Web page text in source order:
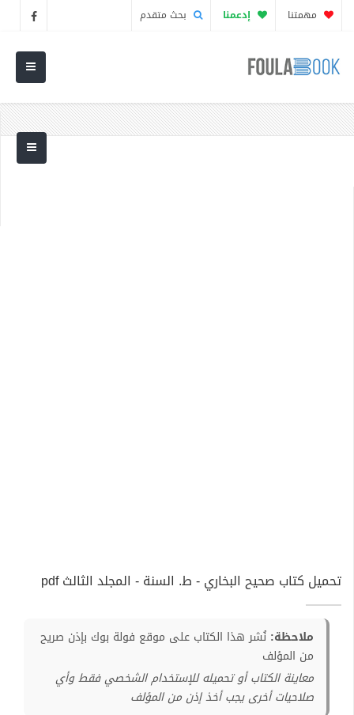
مهمتنا إدعمنا بحث متقدم
تحميل كتاب صحيح البخاري - ط. السنة - المجلد الثالث pdf
ملاحظة: نُشر هذا الكتاب على موقع فولة بوك بإذن صريح
من المؤلف
معاينة الكتاب أو تحميله للإستخدام الشخصي فقط وأي
صلاحيات أخرى يجب أخذ إذن من المؤلف